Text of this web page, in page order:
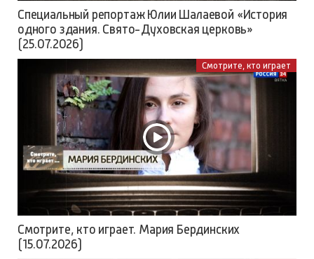
Специальный репортаж Юлии Шалаевой «История
одного здания. Свято-Духовская церковь»
(25.07.2026)
Смотрите, кто играет
Смотрите, кто играет. Мария Бердинских
(15.07.2026)